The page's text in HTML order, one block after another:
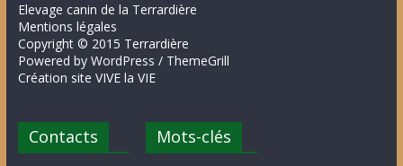
Elevage canin de la Terrardière
Mentions légales
Copyright © 2015 Terrardière
Powered by WordPress / ThemeGrill
Création site VIVE la VIE
Contacts Mots-clés